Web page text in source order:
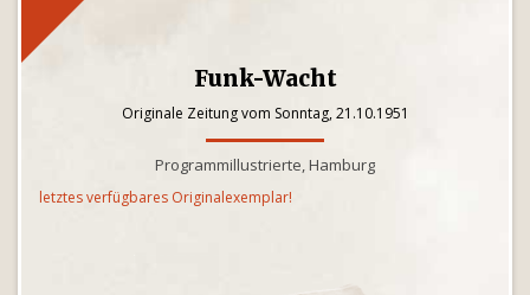
Funk-Wacht
Originale Zeitung vom Sonntag, 21.10.1951
Programmillustrierte, Hamburg
letztes verfügbares Originalexemplar!